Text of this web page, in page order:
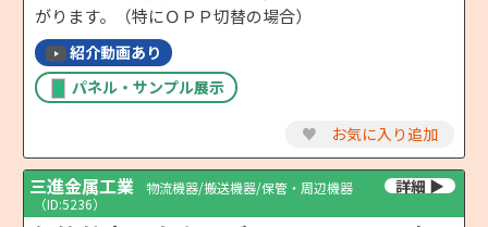
がります。（特にＯＰＰ切替の場合）
紹介動画あり
パネル・サンプル展示
♥ お気に入り追加
三進金属工業
物流機器/搬送機器/保管・周辺機器
（ID:5236）